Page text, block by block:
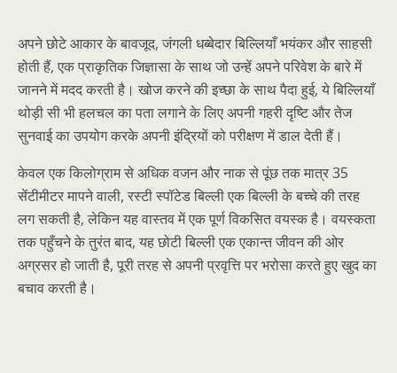
अपने छोटे आकार के बावजूद, जंगली धब्बेदार बिल्लियाँ भयंकर और साहसी
होती हैं, एक प्राकृतिक जिज्ञासा के साथ जो उन्हें अपने परिवेश के बारे में
जानने में मदद करती है। खोज करने की इच्छा के साथ पैदा हुई, ये बिल्लियाँ
थोड़ी सी भी हलचल का पता लगाने के लिए अपनी गहरी दृष्टि और तेज
सुनवाई का उपयोग करके अपनी इंद्रियों को परीक्षण में डाल देती हैं।
केवल एक किलोग्राम से अधिक वजन और नाक से पूंछ तक मात्र 35
सेंटीमीटर मापने वाली, रस्टी स्पॉटेड बिल्ली एक बिल्ली के बच्चे की तरह
लग सकती है, लेकिन यह वास्तव में एक पूर्ण विकसित वयस्क है। वयस्कता
तक पहुँचने के तुरंत बाद, यह छोटी बिल्ली एक एकान्त जीवन की ओर
अग्रसर हो जाती है, पूरी तरह से अपनी प्रवृत्ति पर भरोसा करते हुए खुद का
बचाव करती है।